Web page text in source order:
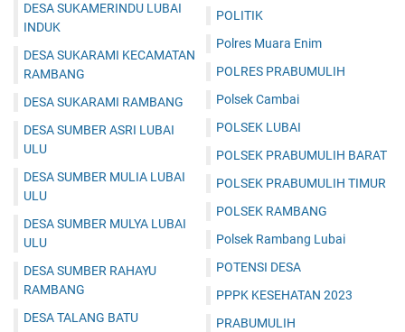
DESA SUKAMERINDU LUBAI
INDUK
DESA SUKARAMI KECAMATAN
RAMBANG
DESA SUKARAMI RAMBANG
DESA SUMBER ASRI LUBAI
ULU
DESA SUMBER MULIA LUBAI
ULU
DESA SUMBER MULYA LUBAI
ULU
DESA SUMBER RAHAYU
RAMBANG
DESA TALANG BATU
POLITIK
Polres Muara Enim
POLRES PRABUMULIH
Polsek Cambai
POLSEK LUBAI
POLSEK PRABUMULIH BARAT
POLSEK PRABUMULIH TIMUR
POLSEK RAMBANG
Polsek Rambang Lubai
POTENSI DESA
PPPK KESEHATAN 2023
PRABUMULIH